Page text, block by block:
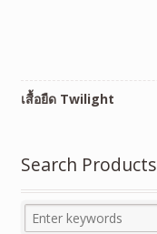
เสื้อยืด Twilight
Search Products